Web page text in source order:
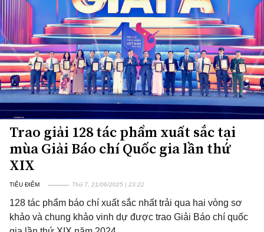
Trao giải 128 tác phẩm xuất sắc tại
mùa Giải Báo chí Quốc gia lần thứ
XIX
TIÊU ĐIỂM Thứ 7, 21/06/2025 | 23:22
128 tác phẩm báo chí xuất sắc nhất trải qua hai vòng sơ
khảo và chung khảo vinh dự được trao Giải Báo chí quốc